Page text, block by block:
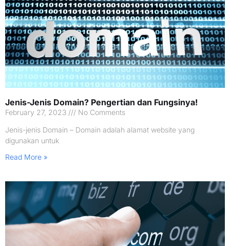
Jenis-Jenis Domain? Pengertian dan Fungsinya!
February 27, 2023
No Comments
Jenis-jenis Domain – Domain adalah alamat website yang
digunakan untuk
Read More »